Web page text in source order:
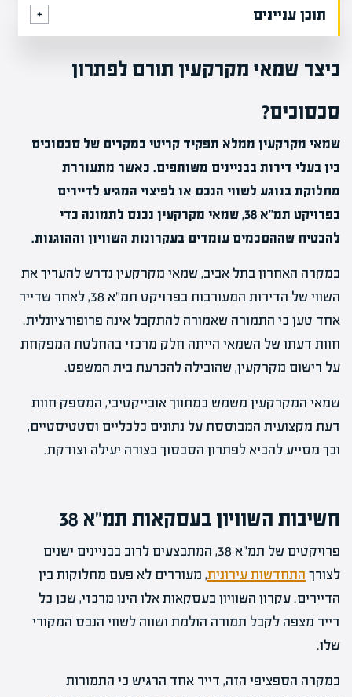
תוכן עניינים
כיצד שמאי מקרקעין תורם לפתרון
סכסוכים?
שמאי מקרקעין ממלא תפקיד קריטי במקרים של סכסוכים
בין בעלי דירות בבניינים משותפים. כאשר מתעוררת
מחלוקת בנוגע לשווי הנכס או לפיצוי המגיע לדיירים
בפרויקט תמ"א 38, שמאי מקרקעין נכנס לתמונה כדי
להבטיח שההסכמים עומדים בעקרונות השוויון וההוגנות.
במקרה האחרון בתל אביב, שמאי מקרקעין נדרש להעריך את
השווי של הדירות המעורבות בפרויקט תמ"א 38, לאחר שדייר
אחד טען כי התמורה שאמורה להתקבל אינה פרופורציונלית.
חוות דעתו של השמאי הייתה חלק מרכזי בהחלטת המפקחת
על רישום מקרקעין, שהובילה להכרעת בית המשפט.
שמאי המקרקעין משמש כמתווך אובייקטיבי, המספק חוות
דעת מקצועית המבוססת על נתונים כלכליים וסטטיסטיים,
וכך מסייע להביא לפתרון הסכסוך בצורה יעילה וצודקת.
חשיבות השוויון בעסקאות תמ"א 38
פרויקטים של תמ"א 38, המתבצעים לרוב בבניינים ישנים
לצורך התחדשות עירונית, מעוררים לא פעם מחלוקות בין
הדיירים. עקרון השוויון בעסקאות אלו הינו מרכזי, שכן כל
דייר מצפה לקבל תמורה הולמת ושווה לשווי הנכס המקורי
שלו.
במקרה הספציפי הזה, דייר אחד הרגיש כי התמורות